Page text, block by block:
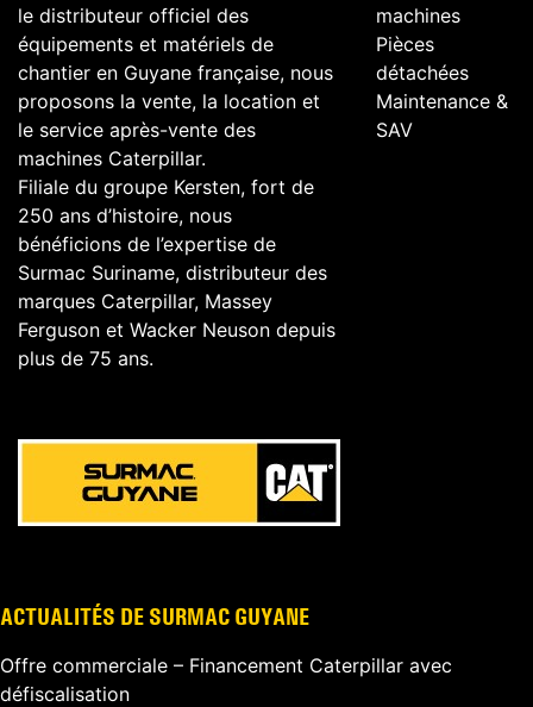
le distributeur officiel des
équipements et matériels de
chantier en Guyane française, nous
proposons la vente, la location et
le service après-vente des
machines Caterpillar.
Filiale du groupe Kersten, fort de
250 ans d’histoire, nous
bénéficions de l’expertise de
Surmac Suriname, distributeur des
marques Caterpillar, Massey
Ferguson et Wacker Neuson depuis
plus de 75 ans.
machines
Pièces
détachées
Maintenance &
SAV
ACTUALITÉS DE SURMAC GUYANE
Offre commerciale – Financement Caterpillar avec
défiscalisation